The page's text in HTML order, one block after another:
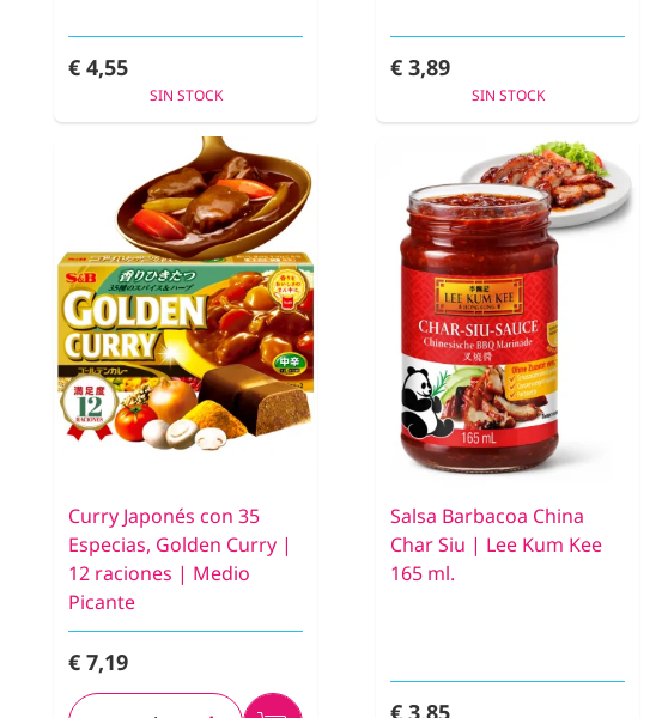
€ 4,55
SIN STOCK
€ 3,89
SIN STOCK
Curry Japonés con 35
Especias, Golden Curry |
12 raciones | Medio
Picante
€ 7,19
Salsa Barbacoa China
Char Siu | Lee Kum Kee
165 ml.
€ 3,85